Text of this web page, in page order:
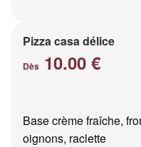
Pizza casa délice
Dès 10.00 €
Base crème fraîche,
oignons, raclette